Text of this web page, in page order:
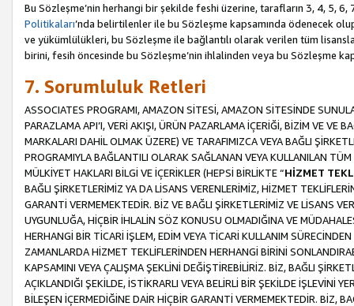
Bu Sözleşme’nin herhangi bir şekilde feshi üzerine, tarafların 3, 4, 5,
Politikaları’nda belirtilenler ile bu Sözleşme kapsamında ödenecek
ve yükümlülükleri, bu Sözleşme ile bağlantılı olarak verilen tüm
birini, fesih öncesinde bu Sözleşme’nin ihlalinden veya bu Sözleşme
7. Sorumluluk Retleri
ASSOCIATES PROGRAMI, AMAZON SİTESİ, AMAZON SİTESİNDE
PARAZLAMA API’I, VERİ AKIŞI, ÜRÜN PAZARLAMA İÇERİĞİ, BİZİM VE VE
MARKALARI DAHİL OLMAK ÜZERE) VE TARAFIMIZCA VEYA BAĞLI
PROGRAMIYLA BAĞLANTILI OLARAK SAĞLANAN VEYA KULLANILAN
MÜLKİYET HAKLARI BİLGİ VE İÇERİKLER (HEPSİ BİRLİKTE “HİZMET
BAĞLI ŞİRKETLERİMİZ YA DA LİSANS VERENLERİMİZ, HİZMET
GARANTİ VERMEMEKTEDİR. BİZ VE BAĞLI ŞİRKETLERİMİZ VE LİSANS
UYGUNLUĞA, HİÇBİR İHLALİN SÖZ KONUSU OLMADIĞINA VE
HERHANGİ BİR TİCARİ İŞLEM, EDİM VEYA TİCARİ KULLANIM
ZAMANLARDA HİZMET TEKLİFLERİNDEN HERHANGİ BİRİNİ
KAPSAMINI VEYA ÇALIŞMA ŞEKLİNİ DEĞİŞTİREBİLİRİZ. BİZ, BAĞLI
AÇIKLANDIĞI ŞEKİLDE, İSTİKRARLI VEYA BELİRLİ BİR ŞEKİLDE İŞLEVİNİ
BİLEŞEN İÇERMEDİĞİNE DAİR HİÇBİR GARANTİ VERMEMEKTEDİR. BİZ,